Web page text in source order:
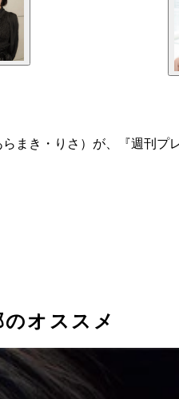
まき・りさ）が、『週刊
のオススメ